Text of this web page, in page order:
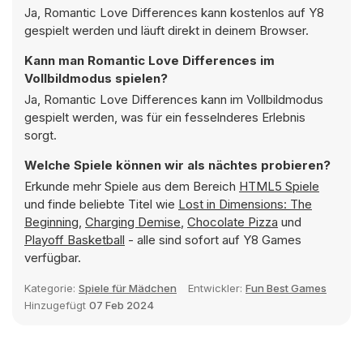
Ja, Romantic Love Differences kann kostenlos auf Y8
gespielt werden und läuft direkt in deinem Browser.
Kann man Romantic Love Differences im
Vollbildmodus spielen?
Ja, Romantic Love Differences kann im Vollbildmodus
gespielt werden, was für ein fesselnderes Erlebnis
sorgt.
Welche Spiele können wir als nächtes probieren?
Erkunde mehr Spiele aus dem Bereich HTML5 Spiele
und finde beliebte Titel wie Lost in Dimensions: The
Beginning, Charging Demise, Chocolate Pizza und
Playoff Basketball - alle sind sofort auf Y8 Games
verfügbar.
Kategorie: Spiele für Mädchen Entwickler: Fun Best Games
Hinzugefügt 07 Feb 2024